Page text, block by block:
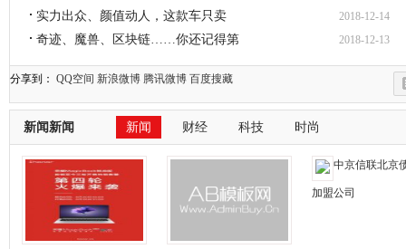
实力出众、颜值动人，这款车只卖 2018-12-14
奇迹、魔兽、区块链……你还记得第 2018-12-13
分享到： QQ空间 新浪微博 腾讯微博 百度搜藏
新闻新闻 新闻 财经 科技 时尚
中京信联北京
加盟公司